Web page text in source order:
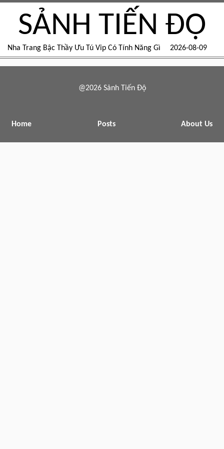
SẢNH TIẾN ĐỘ
Nha Trang Bậc Thầy Ưu Tú Vip Có Tính Năng Gì 2026-08-09
@2026 Sảnh Tiến Độ
Home Posts About Us